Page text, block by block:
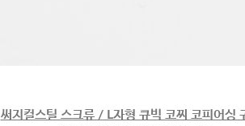
써지컬스틸 스크류 / L자형 큐빅 코찌 코피어싱